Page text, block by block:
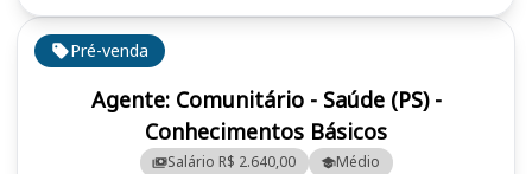
Pré-venda
Agente: Comunitário - Saúde (PS) -
Conhecimentos Básicos
Salário R$ 2.640,00 Médio